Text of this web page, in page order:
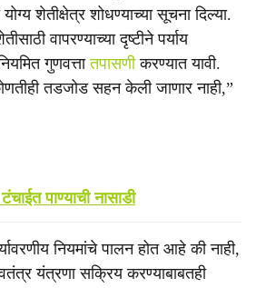
शेतीक्षेत्र शोधण्याच्या सूचना दिल्या.
वापरण्याच्या दृष्टीने पर्याय
गुणवत्तातपासणीकरण्यात यावी.
तडजोड सहन केली जाणार नाही,”
पाण्याची नासाडी
नियमांचे पालन होत आहे की नाही,
यंत्रणा सक्रिय करण्याबाबतही